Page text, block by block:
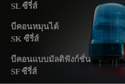
SL ซีรี่ส์
บีคอนหมุนได้
SK ซีรี่ส์
บีคอนแบบมัลติฟังก์ชั่น
SF ซีรี่ส์